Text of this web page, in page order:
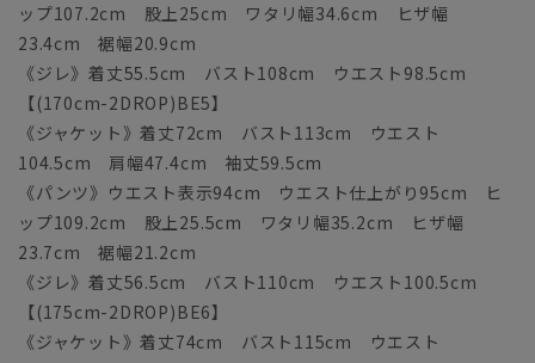
ップ107.2cm 股上25cm ワタリ幅34.6cm ヒザ幅
23.4cm 裾幅20.9cm
《ジレ》着丈55.5cm バスト108cm ウエスト98.5cm
【(170cm-2DROP)BE5】
《ジャケット》着丈72cm バスト113cm ウエスト
104.5cm 肩幅47.4cm 袖丈59.5cm
《パンツ》ウエスト表示94cm ウエスト仕上がり95cm ヒ
ップ109.2cm 股上25.5cm ワタリ幅35.2cm ヒザ幅
23.7cm 裾幅21.2cm
《ジレ》着丈56.5cm バスト110cm ウエスト100.5cm
【(175cm-2DROP)BE6】
《ジャケット》着丈74cm バスト115cm ウエスト